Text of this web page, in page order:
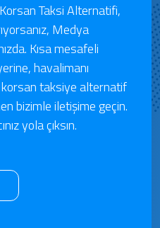
Taksi Alternatifi,
Medya
Kısa mesafeli
havalimanı
korsan taksiye alternatif
bizimle iletişime geçin.
yola çıksın.